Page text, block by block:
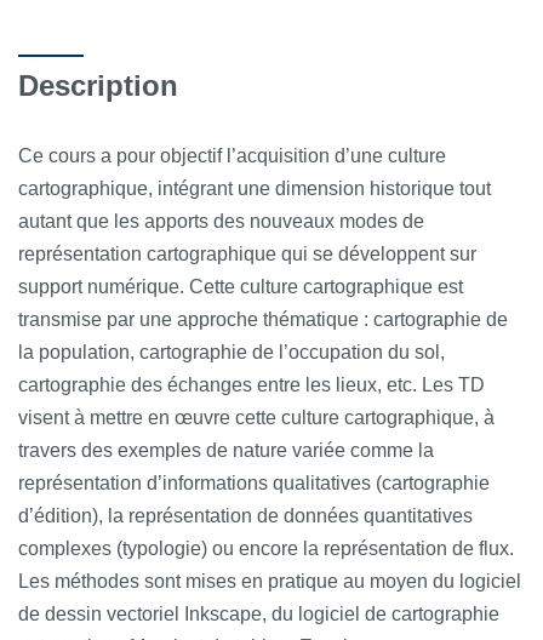
Description
Ce cours a pour objectif l’acquisition d’une culture
cartographique, intégrant une dimension historique tout
autant que les apports des nouveaux modes de
représentation cartographique qui se développent sur
support numérique. Cette culture cartographique est
transmise par une approche thématique : cartographie de
la population, cartographie de l’occupation du sol,
cartographie des échanges entre les lieux, etc. Les TD
visent à mettre en œuvre cette culture cartographique, à
travers des exemples de nature variée comme la
représentation d’informations qualitatives (cartographie
d’édition), la représentation de données quantitatives
complexes (typologie) ou encore la représentation de flux.
Les méthodes sont mises en pratique au moyen du logiciel
de dessin vectoriel Inkscape, du logiciel de cartographie